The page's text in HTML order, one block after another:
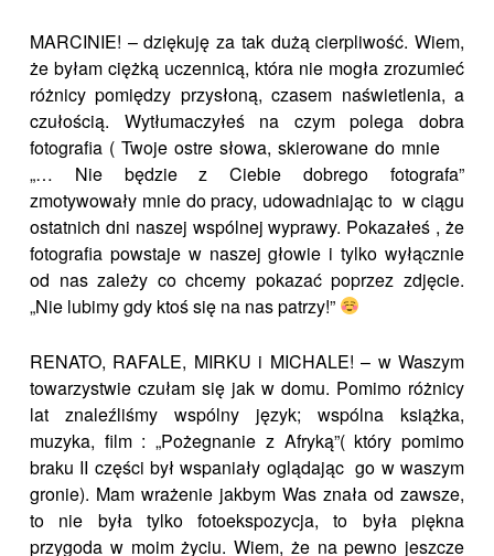
MARCINIE! – dziękuję za tak dużą cierpliwość. Wiem,
że byłam ciężką uczennicą, która nie mogła zrozumieć
różnicy pomiędzy przysłoną, czasem naświetlenia, a
czułością. Wytłumaczyłeś na czym polega dobra
fotografia ( Twoje ostre słowa, skierowane do mnie
„… Nie będzie z Ciebie dobrego fotografa”
zmotywowały mnie do pracy, udowadniając to w ciągu
ostatnich dni naszej wspólnej wyprawy. Pokazałeś , że
fotografia powstaje w naszej głowie i tylko wyłącznie
od nas zależy co chcemy pokazać poprzez zdjęcie.
„Nie lubimy gdy ktoś się na nas patrzy!”
RENATO, RAFALE, MIRKU i MICHALE! – w Waszym
towarzystwie czułam się jak w domu. Pomimo różnicy
lat znaleźliśmy wspólny język; wspólna książka,
muzyka, film : „Pożegnanie z Afryką”( który pomimo
braku II części był wspaniały oglądając go w waszym
gronie). Mam wrażenie jakbym Was znała od zawsze,
to nie była tylko fotoekspozycja, to była piękna
przygoda w moim życiu. Wiem, że na pewno jeszcze